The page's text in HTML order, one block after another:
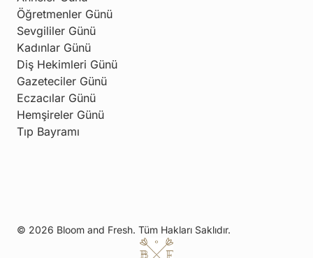
Öğretmenler Günü
Sevgililer Günü
Kadınlar Günü
Diş Hekimleri Günü
Gazeteciler Günü
Eczacılar Günü
Hemşireler Günü
Tıp Bayramı
© 2026 Bloom and Fresh. Tüm Hakları Saklıdır.